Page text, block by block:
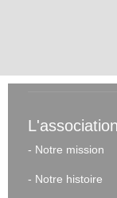
L'association
- Notre mission
- Notre histoire